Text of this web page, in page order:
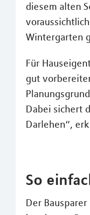
diesem alten
Wintergarten
Für
gut
Dabei sichert
Darlehen“,
So
Der